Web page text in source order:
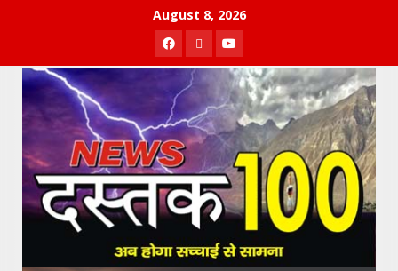
August 8, 2026
Facebook
TwitterYoutube